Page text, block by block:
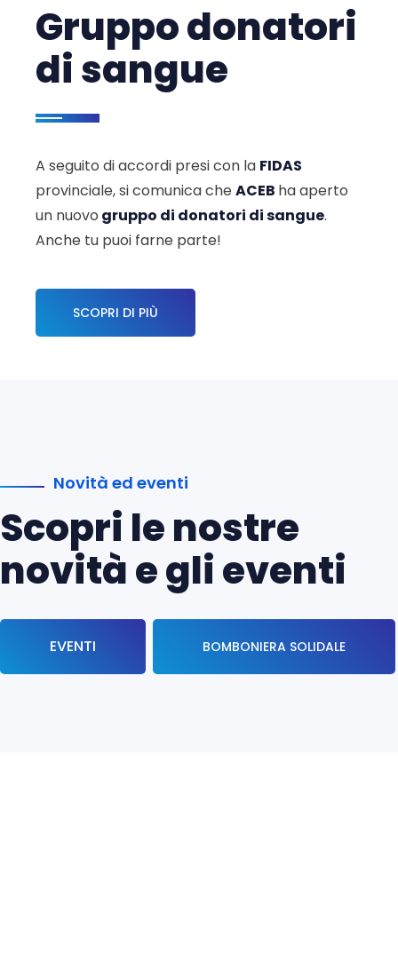
Gruppo donatori
di sangue
A seguito di accordi presi con la FIDAS
provinciale, si comunica cheACEB ha aperto
un nuovo gruppo di donatori di sangue.
Anche tu puoi farne parte!
SCOPRI DI PIÙ
Novità ed eventi
Scopri le nostre
novità e gli eventi
EVENTI BOMBONIERA SOLIDALE